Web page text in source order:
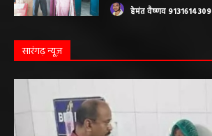
हेमंत वैष्णव 9131614309
सारंगढ़ न्यूज़